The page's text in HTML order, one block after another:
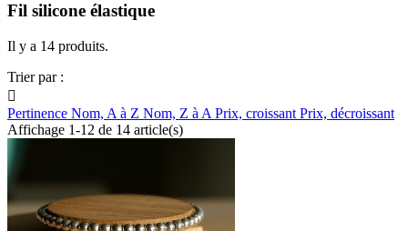
Fil silicone élastique
Il y a 14 produits.
Trier par :

Pertinence Nom, A à Z Nom, Z à A Prix, croissant Prix, décroissant
Affichage 1-12 de 14 article(s)